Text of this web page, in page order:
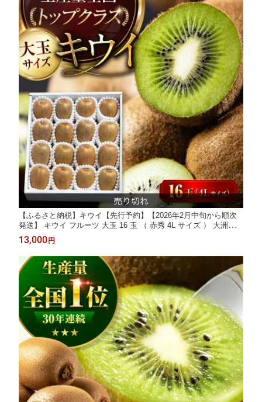
【ふるさと納税】キウイ【先行予約】【2026年2月中旬から順次
発送】 キウイ フルーツ 大玉 16 玉 （ 赤秀 4L サイズ ） 大洲市/
愛媛たいき農業協同組合[AGAO002] キウイ 果物 くだもの フルー
ツ 愛媛県産 大洲市産 産地直送 おすすめ 人気 お取り寄せ 送料無
料 贈答 ギフト
13,000 円